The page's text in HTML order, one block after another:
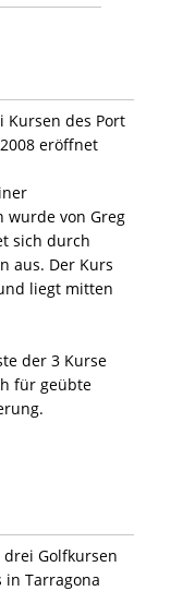
Kursen des Port
eröffnet
wurde von Greg
sich durch
aus. Der Kurs
liegt mitten
der 3 Kurse
für geübte
Golfkursen
in Tarragona